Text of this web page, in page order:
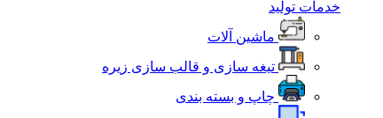
خدمات تولید
ماشین آلات
تیغه سازی و قالب سازی زیره
چاپ و بسته بندی